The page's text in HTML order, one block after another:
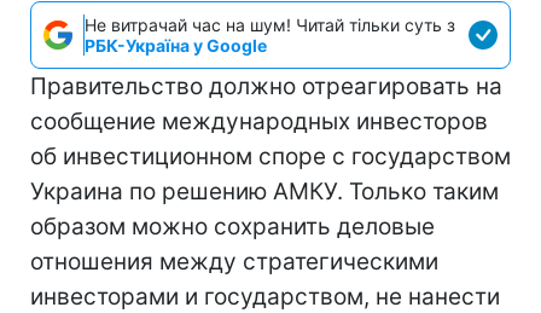
Не витрачай час на шум! Читай тільки суть з
РБК-Україна у Google
Правительство должно отреагировать на
сообщение международных инвесторов
об инвестиционном споре с государством
Украина по решению АМКУ. Только таким
образом можно сохранить деловые
отношения между стратегическими
инвесторами и государством, не нанести